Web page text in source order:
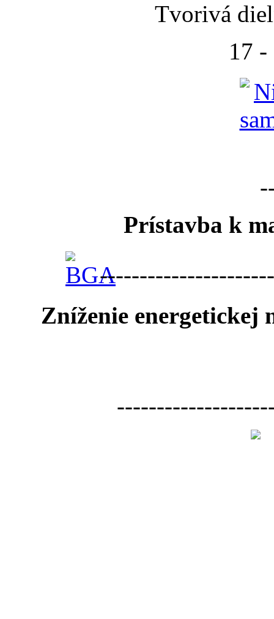
Tvorivá
17 -
Prístavba k
Zníženie energetickej